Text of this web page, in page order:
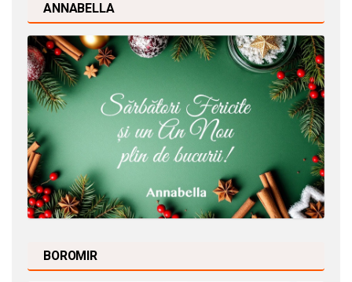
ANNABELLA
BOROMIR